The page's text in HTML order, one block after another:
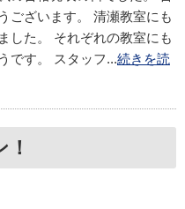
ございます。 清瀬教室にも
した。 それぞれの教室にも
です。 スタッフ...続きを読